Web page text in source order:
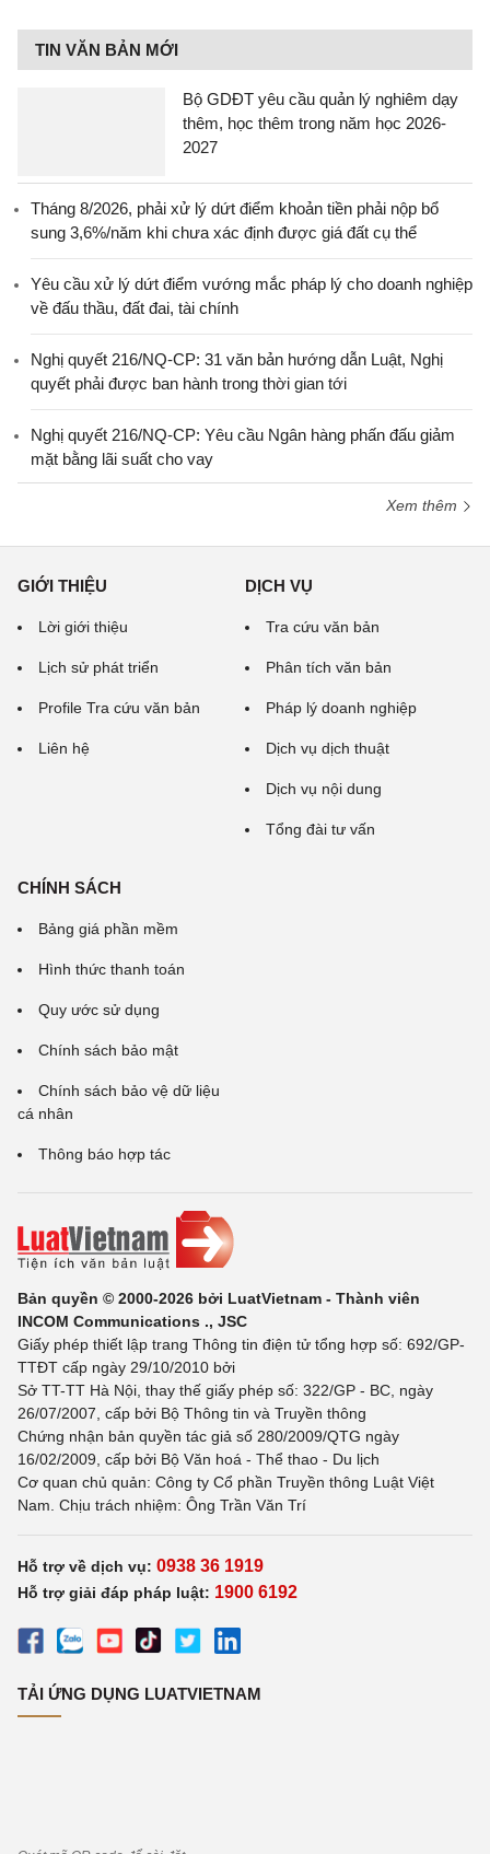
TIN VĂN BẢN MỚI
Bộ GDĐT yêu cầu quản lý nghiêm dạy
thêm, học thêm trong năm học 2026-
2027
Tháng 8/2026, phải xử lý dứt điểm khoản tiền phải nộp bổ
sung 3,6%/năm khi chưa xác định được giá đất cụ thể
Yêu cầu xử lý dứt điểm vướng mắc pháp lý cho doanh nghiệp
về đấu thầu, đất đai, tài chính
Nghị quyết 216/NQ-CP: 31 văn bản hướng dẫn Luật, Nghị
quyết phải được ban hành trong thời gian tới
Nghị quyết 216/NQ-CP: Yêu cầu Ngân hàng phấn đấu giảm
mặt bằng lãi suất cho vay
Xem thêm
GIỚI THIỆU
Lời giới thiệu
Lịch sử phát triển
Profile Tra cứu văn bản
Liên hệ
DỊCH VỤ
Tra cứu văn bản
Phân tích văn bản
Pháp lý doanh nghiệp
Dịch vụ dịch thuật
Dịch vụ nội dung
Tổng đài tư vấn
CHÍNH SÁCH
Bảng giá phần mềm
Hình thức thanh toán
Quy ước sử dụng
Chính sách bảo mật
Chính sách bảo vệ dữ liệu
cá nhân
Thông báo hợp tác
Bản quyền © 2000-2026 bởi LuatVietnam - Thành viên
INCOM Communications ., JSC
Giấy phép thiết lập trang Thông tin điện tử tổng hợp số: 692/GP-
TTĐT cấp ngày 29/10/2010 bởi
Sở TT-TT Hà Nội, thay thế giấy phép số: 322/GP - BC, ngày
26/07/2007, cấp bởi Bộ Thông tin và Truyền thông
Chứng nhận bản quyền tác giả số 280/2009/QTG ngày
16/02/2009, cấp bởi Bộ Văn hoá - Thể thao - Du lịch
Cơ quan chủ quản: Công ty Cổ phần Truyền thông Luật Việt
Nam. Chịu trách nhiệm: Ông Trần Văn Trí
Hỗ trợ về dịch vụ: 0938 36 1919
Hỗ trợ giải đáp pháp luật: 1900 6192
TẢI ỨNG DỤNG LUATVIETNAM